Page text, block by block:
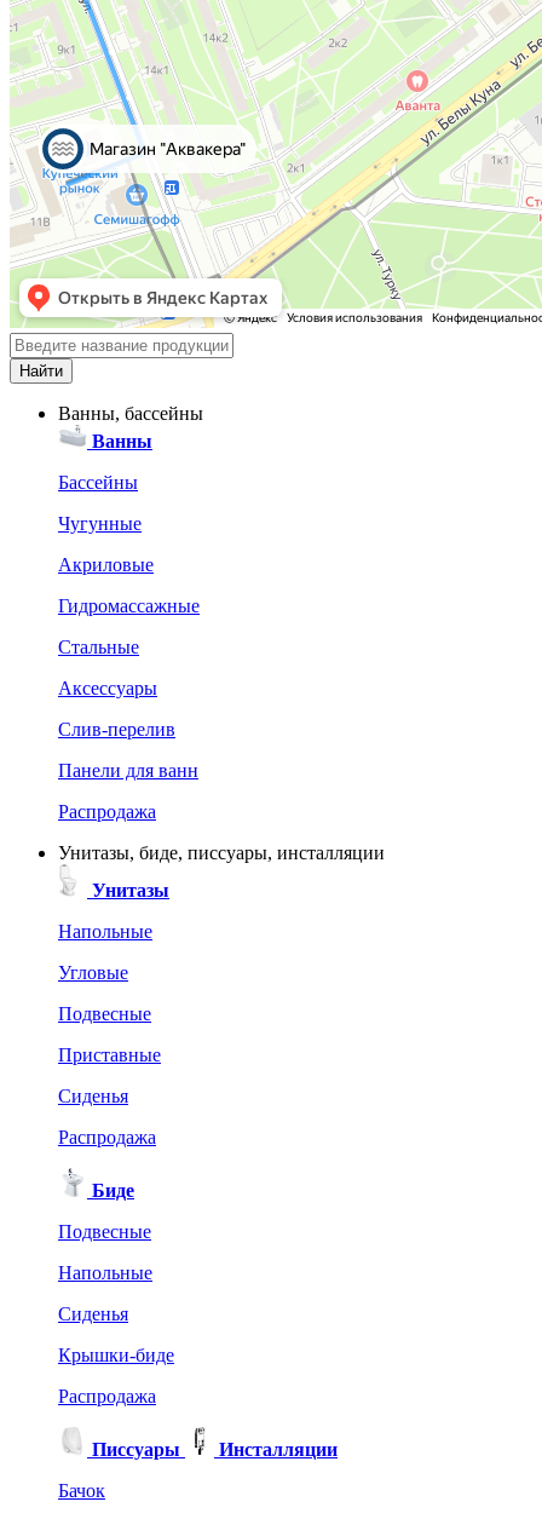
Ванны, бассейны
Ванны
Бассейны
Чугунные
Акриловые
Гидромассажные
Стальные
Аксессуары
Слив-перелив
Панели для ванн
Распродажа
Унитазы, биде, писсуары, инсталляции
Унитазы
Напольные
Угловые
Подвесные
Приставные
Сиденья
Распродажа
Биде
Подвесные
Напольные
Сиденья
Крышки-биде
Распродажа
Писсуары
Инсталляции
Бачок